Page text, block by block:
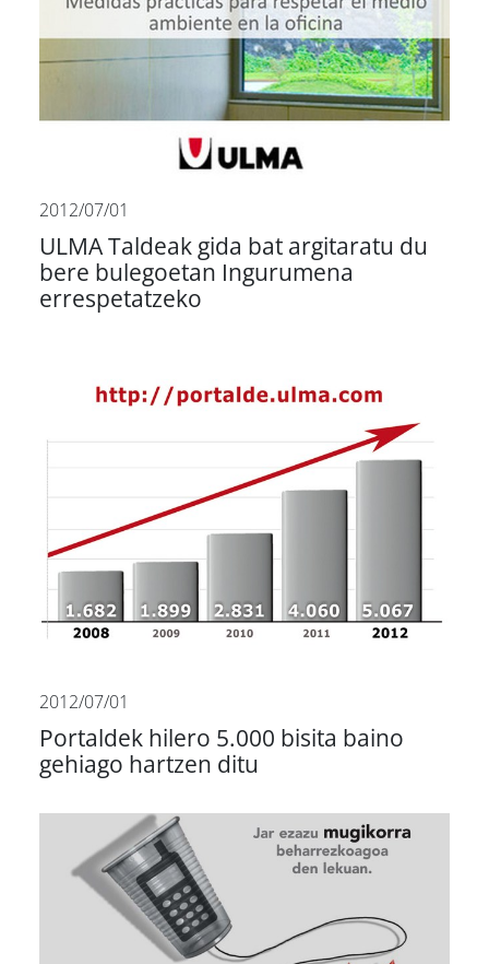
2012/07/01
ULMA Taldeak gida bat argitaratu du
bere bulegoetan Ingurumena
errespetatzeko
2012/07/01
Portaldek hilero 5.000 bisita baino
gehiago hartzen ditu